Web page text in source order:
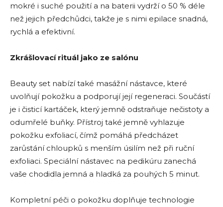
mokré i suché použití a na baterii vydrží o 50 % déle
než jejich předchůdci, takže je s nimi epilace snadná,
rychlá a efektivní.
Zkrášlovací rituál jako ze salónu
Beauty set nabízí také masážní nástavce, které
uvolňují pokožku a podporují její regeneraci. Součástí
je i čisticí kartáček, který jemně odstraňuje nečistoty a
odumřelé buňky. Přístroj také jemně vyhlazuje
pokožku exfoliací, čímž pomáhá předcházet
zarůstání chloupků s menším úsilím než při ruční
exfoliaci. Speciální nástavec na pedikúru zanechá
vaše chodidla jemná a hladká za pouhých 5 minut.
Kompletní péči o pokožku doplňuje technologie